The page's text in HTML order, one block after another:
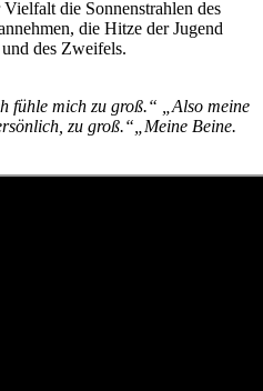
die Sonnenstrahlen des
die Hitze der Jugend
des Zweifels.
fühle mich zu groß.“ „Also meine
zu groß.“„Meine Beine.